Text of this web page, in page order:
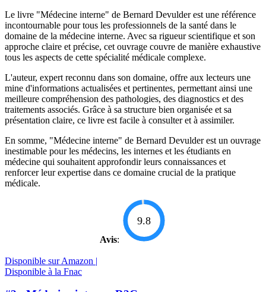
Le livre "Médecine interne" de Bernard Devulder est une référence
incontournable pour tous les professionnels de la santé dans le
domaine de la médecine interne. Avec sa rigueur scientifique et son
approche claire et précise, cet ouvrage couvre de manière exhaustive
tous les aspects de cette spécialité médicale complexe.
L'auteur, expert reconnu dans son domaine, offre aux lecteurs une
mine d'informations actualisées et pertinentes, permettant ainsi une
meilleure compréhension des pathologies, des diagnostics et des
traitements associés. Grâce à sa structure bien organisée et sa
présentation claire, ce livre est facile à consulter et à assimiler.
En somme, "Médecine interne" de Bernard Devulder est un ouvrage
inestimable pour les médecins, les internes et les étudiants en
médecine qui souhaitent approfondir leurs connaissances et
renforcer leur expertise dans ce domaine crucial de la pratique
médicale.
Avis:
9.8
Disponible sur Amazon |
Disponible à la Fnac